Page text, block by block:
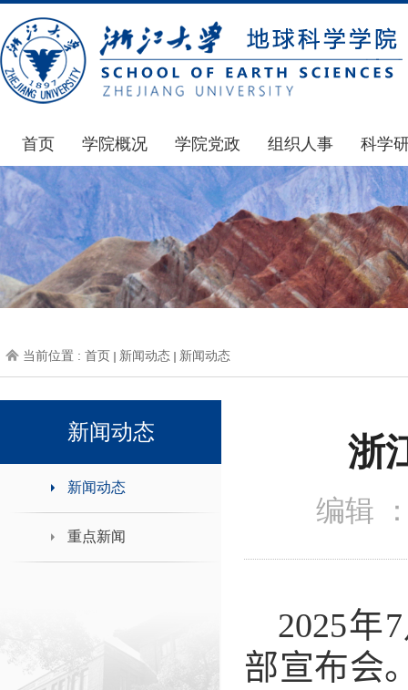
首页 学院概况
学院简介
发展简史
组织机构
师资力量
学院院刊
学院党政
通知公告
学院发文
党委会议纪要
党政联席会议纪要
人力资源会议纪要
办事指南
组织人事
通知公告
博士后管理
人才招聘
年度考核
下载专区
科学
国家
科研
通知
科研
地科
当前位置 : 首页 新闻动态 新闻动态
新闻动态
新闻动态
重点新闻
浙
编辑
2025年7
部宣布会